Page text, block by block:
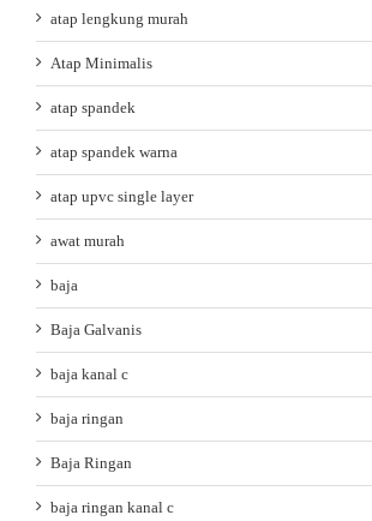
atap lengkung murah
Atap Minimalis
atap spandek
atap spandek warna
atap upvc single layer
awat murah
baja
Baja Galvanis
baja kanal c
baja ringan
Baja Ringan
baja ringan kanal c